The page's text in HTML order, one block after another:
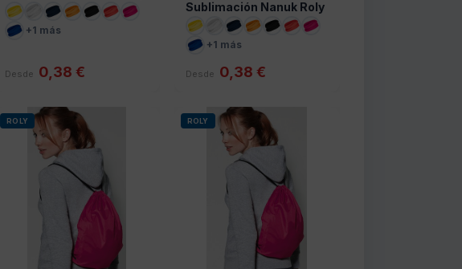
+1 más
Desde 0,38 €
Sublimación Nanuk Roly
+1 más
Desde 0,38 €
ROLY ROLY